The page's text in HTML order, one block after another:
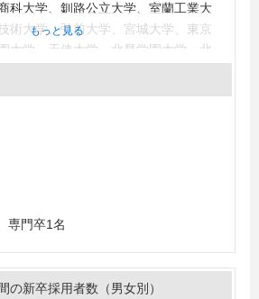
科大学、釧路公立大学、室蘭工業大
術大学、弘前大学、宮城大学、東京
大学、天使大学、北星学園大学、北
科大学、北海道情報大学、北海道文
札幌学院大学、旭川大学、東海大
田大学、中央大学、明治大学、國學
学、近畿大学
学校＞
ジー専門学校
もっと見る
専門卒1名
の新卒採用者数（男女別）